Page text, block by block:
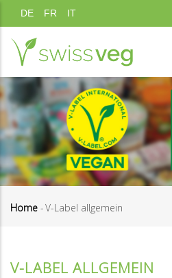
to
main
content
DE FR IT
Home -V-Label allgemein
V-LABEL ALLGEMEIN